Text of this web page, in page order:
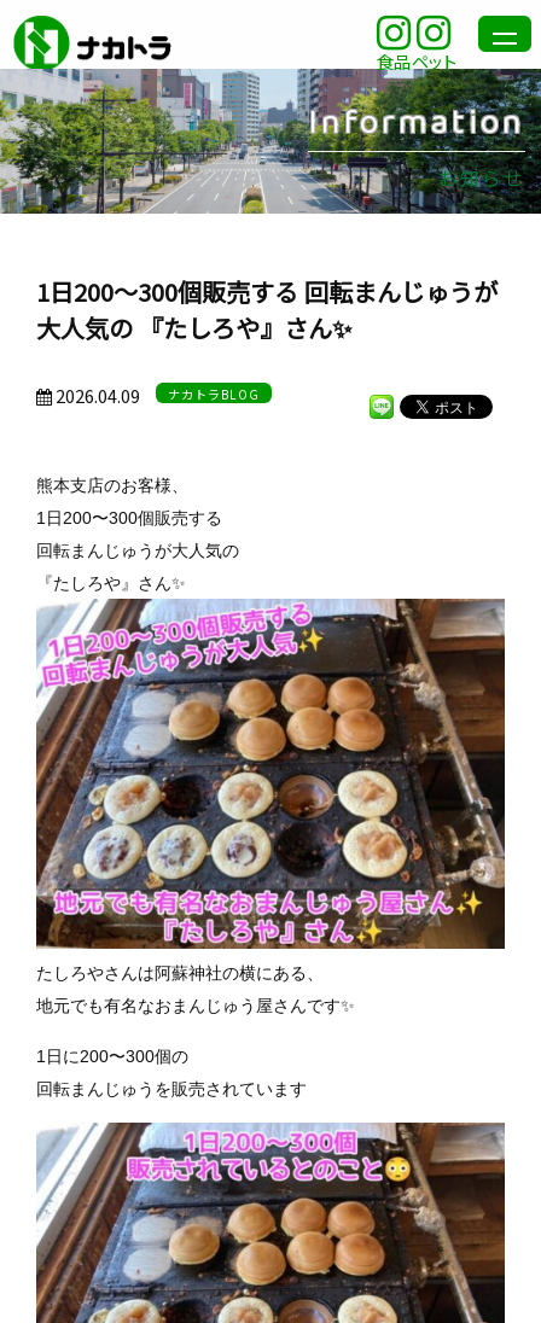
食品ペット
Information
お知らせ
1日200〜300個販売する 回転まんじゅうが
大人気の 『たしろや』さん✨️
2026.04.09 ナカトラBLOG
熊本支店のお客様、
1日200〜300個販売する
回転まんじゅうが大人気の
『たしろや』さん✨️
たしろやさんは阿蘇神社の横にある、
地元でも有名なおまんじゅう屋さんです✨️
1日に200〜300個の
回転まんじゅうを販売されています